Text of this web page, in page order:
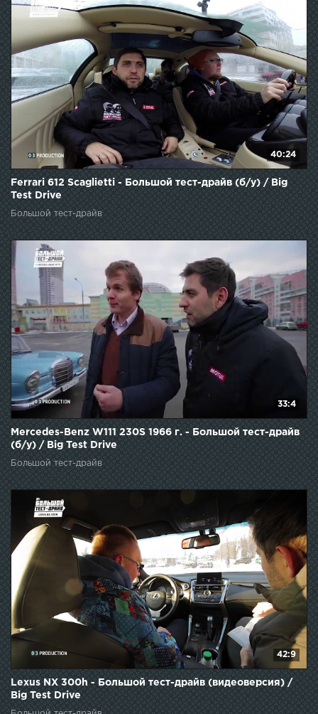
40:24
Ferrari 612 Scaglietti - Большой тест-драйв (б/у) / Big
Test Drive
Большой тест-драйв
33:4
Mercedes-Benz W111 230S 1966 г. - Большой тест-драйв
(б/у) / Big Test Drive
Большой тест-драйв
42:9
Lexus NX 300h - Большой тест-драйв (видеоверсия) /
Big Test Drive